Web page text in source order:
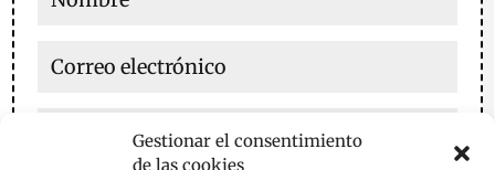
Gestionar el consentimiento
de las cookies